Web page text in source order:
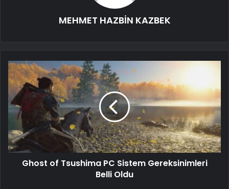
MEHMET HAZBİN KAZBEK
Ghost of Tsushima PC Sistem Gereksinimleri
Belli Oldu